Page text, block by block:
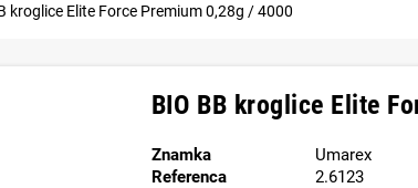
kroglice Elite Force Premium 0,28g / 4000
BIO BB kroglice Elite
Znamka
Umarex
Referenca
2.6123